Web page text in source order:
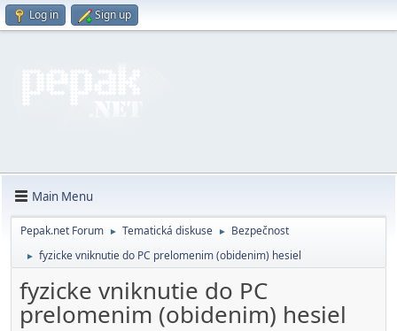
Log in Sign up
Main Menu
Pepak.net Forum ► Tematická diskuse ► Bezpečnost
► fyzicke vniknutie do PC prelomenim (obidenim) hesiel
fyzicke vniknutie do PC
prelomenim (obidenim) hesiel